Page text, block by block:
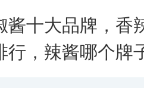
酱十大品牌，香
行，辣酱哪个牌